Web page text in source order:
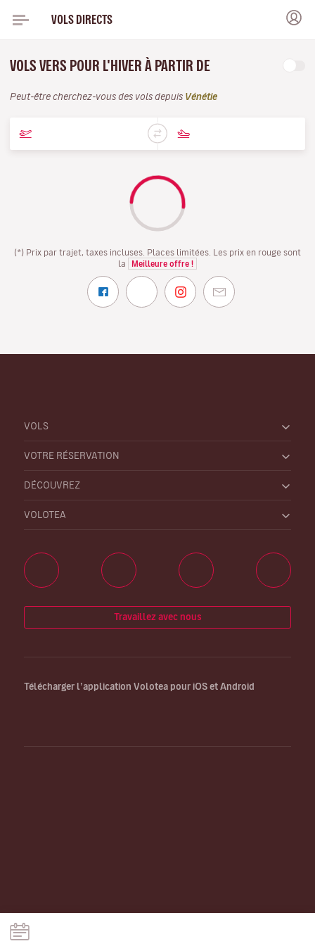
VOLS DIRECTS
VOLS VERS POUR L'HIVER À PARTIR DE
Peut-être cherchez-vous des vols depuis Vénétie
(*) Prix par trajet, taxes incluses. Places limitées. Les prix en rouge sont
la
Meilleure offre !
VOLS
VOTRE RÉSERVATION
DÉCOUVREZ
VOLOTEA
Travaillez avec nous
Télécharger l’application Volotea pour iOS et Android